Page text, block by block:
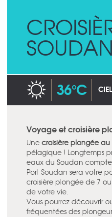
SOUDAN
36°C
Voyage et croisière
Une croisière plongée
pélagique ! Longtemps
eaux du Soudan
Port Soudan sera votre
croisière plongée de 7
de votre vie.
Vous pourrez découvrir
fréquentées des